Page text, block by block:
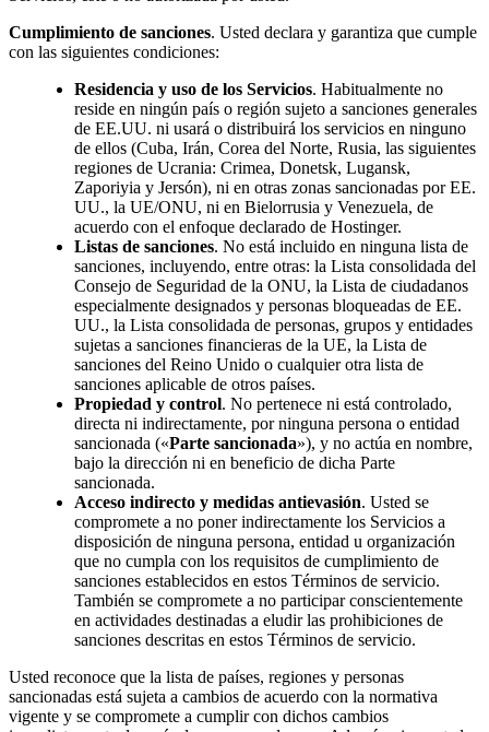
Cumplimiento de sanciones. Usted declara y garantiza que cumple
con las siguientes condiciones:
Residencia y uso de los Servicios. Habitualmente no
reside en ningún país o región sujeto a sanciones generales
de EE.UU. ni usará o distribuirá los servicios en ninguno
de ellos (Cuba, Irán, Corea del Norte, Rusia, las siguientes
regiones de Ucrania: Crimea, Donetsk, Lugansk,
Zaporiyia y Jersón), ni en otras zonas sancionadas por EE.
UU., la UE/ONU, ni en Bielorrusia y Venezuela, de
acuerdo con el enfoque declarado de Hostinger.
Listas de sanciones. No está incluido en ninguna lista de
sanciones, incluyendo, entre otras: la Lista consolidada del
Consejo de Seguridad de la ONU, la Lista de ciudadanos
especialmente designados y personas bloqueadas de EE.
UU., la Lista consolidada de personas, grupos y entidades
sujetas a sanciones financieras de la UE, la Lista de
sanciones del Reino Unido o cualquier otra lista de
sanciones aplicable de otros países.
Propiedad y control. No pertenece ni está controlado,
directa ni indirectamente, por ninguna persona o entidad
sancionada («Parte sancionada»), y no actúa en nombre,
bajo la dirección ni en beneficio de dicha Parte
sancionada.
Acceso indirecto y medidas antievasión. Usted se
compromete a no poner indirectamente los Servicios a
disposición de ninguna persona, entidad u organización
que no cumpla con los requisitos de cumplimiento de
sanciones establecidos en estos Términos de servicio.
También se compromete a no participar conscientemente
en actividades destinadas a eludir las prohibiciones de
sanciones descritas en estos Términos de servicio.
Usted reconoce que la lista de países, regiones y personas
sancionadas está sujeta a cambios de acuerdo con la normativa
vigente y se compromete a cumplir con dichos cambios